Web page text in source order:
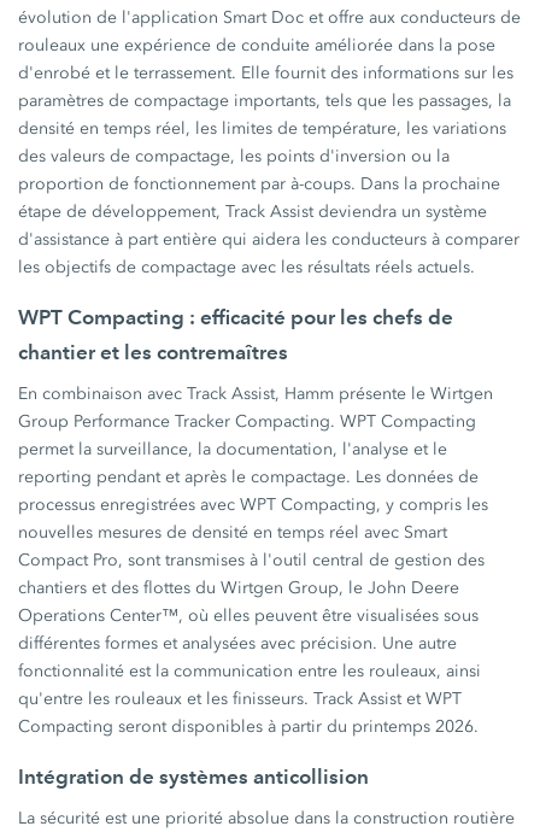
évolution de l'application Smart Doc et offre aux conducteurs de
rouleaux une expérience de conduite améliorée dans la pose
d'enrobé et le terrassement. Elle fournit des informations sur les
paramètres de compactage importants, tels que les passages, la
densité en temps réel, les limites de température, les variations
des valeurs de compactage, les points d'inversion ou la
proportion de fonctionnement par à-coups. Dans la prochaine
étape de développement, Track Assist deviendra un système
d'assistance à part entière qui aidera les conducteurs à comparer
les objectifs de compactage avec les résultats réels actuels.
WPT Compacting : efficacité pour les chefs de
chantier et les contremaîtres
En combinaison avec Track Assist, Hamm présente le Wirtgen
Group Performance Tracker Compacting. WPT Compacting
permet la surveillance, la documentation, l'analyse et le
reporting pendant et après le compactage. Les données de
processus enregistrées avec WPT Compacting, y compris les
nouvelles mesures de densité en temps réel avec Smart
Compact Pro, sont transmises à l'outil central de gestion des
chantiers et des flottes du Wirtgen Group, le John Deere
Operations Center™, où elles peuvent être visualisées sous
différentes formes et analysées avec précision. Une autre
fonctionnalité est la communication entre les rouleaux, ainsi
qu'entre les rouleaux et les finisseurs. Track Assist et WPT
Compacting seront disponibles à partir du printemps 2026.
Intégration de systèmes anticollision
La sécurité est une priorité absolue dans la construction routière